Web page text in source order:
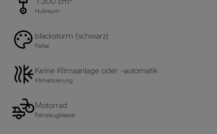
Hubraum
blackstorm (schwarz)
Farbe
Keine Klimaanlage oder -automatik
Klimatisierung
Motorrad
Fahrzeugklasse